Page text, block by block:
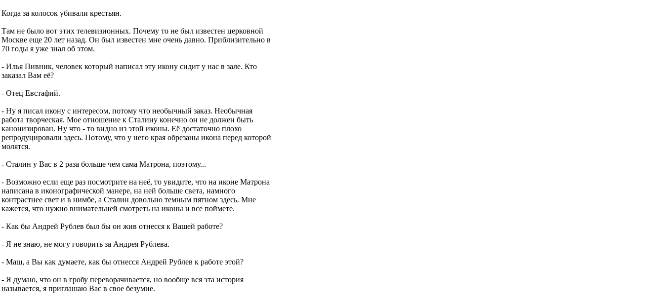
Когда за колосок убивали крестьян.
Там не было вот этих телевизионных. Почему то не был известен церковной
Москве еще 20 лет назад. Он был известен мне очень давно. Приблизительно в
70 годы я уже знал об этом.
- Илья Пивник, человек который написал эту икону сидит у нас в зале. Кто
заказал Вам её?
- Отец Евстафий.
- Ну я писал икону с интересом, потому что необычный заказ. Необычная
работа творческая. Мое отношение к Сталину конечно он не должен быть
канонизирован. Ну что - то видно из этой иконы. Её достаточно плохо
репродуцировали здесь. Потому, что у него края обрезаны икона перед которой
молятся.
- Сталин у Вас в 2 раза больше чем сама Матрона, поэтому...
- Возможно если еще раз посмотрите на неё, то увидите, что на иконе Матрона
написана в иконографической манере, на ней больше света, намного
контрастнее свет и в нимбе, а Сталин довольно темным пятном здесь. Мне
кажется, что нужно внимательней смотреть на иконы и все поймете.
- Как бы Андрей Рублев был бы он жив отнесся к Вашей работе?
- Я не знаю, не могу говорить за Андрея Рублева.
- Маш, а Вы как думаете, как бы отнесся Андрей Рублев к работе этой?
- Я думаю, что он в гробу переворачивается, но вообще вся эта история
называется, я приглашаю Вас в свое безумие.